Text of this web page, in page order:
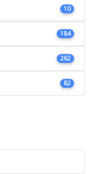
10
184
262
82